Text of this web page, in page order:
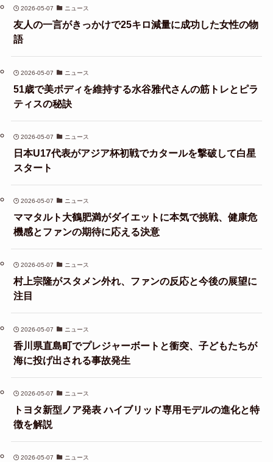
2026-05-07 ニュース
友人の一言がきっかけで25キロ減量に成功した女性の物
語
2026-05-07 ニュース
51歳で美ボディを維持する水谷雅代さんの筋トレとピラ
ティスの秘訣
2026-05-07 ニュース
日本U17代表がアジア杯初戦でカタールを撃破して白星
スタート
2026-05-07 ニュース
ママタルト大鶴肥満がダイエットに本気で挑戦、健康危
機感とファンの期待に応える決意
2026-05-07 ニュース
村上宗隆がスタメン外れ、ファンの反応と今後の展望に
注目
2026-05-07 ニュース
香川県直島町でプレジャーボートと衝突、子どもたちが
海に投げ出される事故発生
2026-05-07 ニュース
トヨタ新型ノア発表 ハイブリッド専用モデルの進化と特
徴を解説
2026-05-07 ニュース